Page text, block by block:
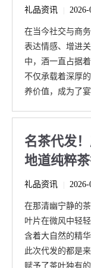
礼品资讯 2026-
在当今社交与商
表达情感、增进
中，酒一直占据
不仅承载着深厚
养价值，成为了
名茶代发
地道纯粹
礼品资讯 2026-
在那清幽宁静的
叶片在微风中轻
含着大自然的精
此次代发的都是
赋予了茶叶独有